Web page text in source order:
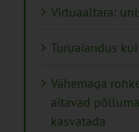
Virtuaaltara:
Turuaiandus
Vähemaga
aitavad
kasvatada